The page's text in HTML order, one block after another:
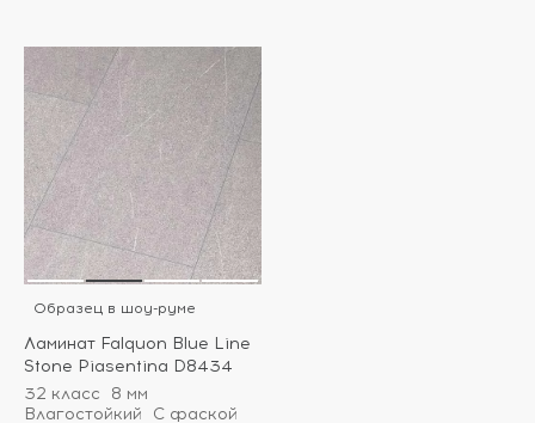
Образец в шоу-руме
Ламинат Falquon Blue Line
Stone Piasentina D8434
32 класс
8 мм
Влагостойкий
С фаской